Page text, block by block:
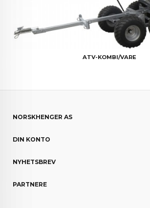
ATV-KOMBI/VARE
NORSKHENGER AS
DIN KONTO
NYHETSBREV
PARTNERE